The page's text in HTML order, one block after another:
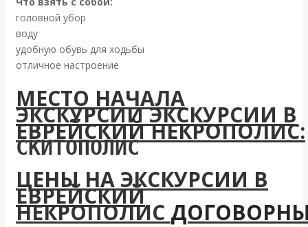
головной убор
воду
удобную обувь для ходьбы
отличное настроение
МЕСТО НАЧАЛА
ЭКСКУРСИИ ЭКСКУРСИИ В
ЕВРЕЙСКИЙ НЕКРОПОЛИС:
СКИТОПОЛИС
ЦЕНЫ НА ЭКСКУРСИИ В
ЕВРЕЙСКИЙ
НЕКРОПОЛИС